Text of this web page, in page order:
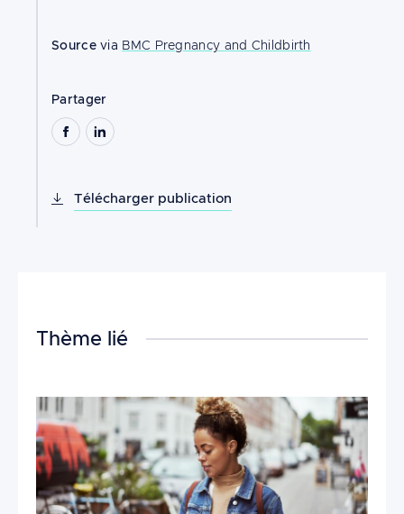
Sourcevia BMC Pregnancy and Childbirth
Partager
Télécharger publication
Thème lié